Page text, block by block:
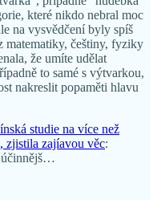
které nikdo nebral moc
na vysvědčení byly spíš
matematiky, češtiny, fyziky
že umíte udělat
to samé s výtvarkou,
nakreslit popaměti hlavu
studie na více než
zjistila zajíavou věc: